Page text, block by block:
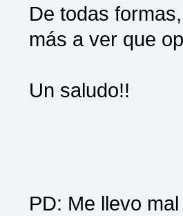
De todas
más a ver que
Un saludo!!
PD: Me llevo